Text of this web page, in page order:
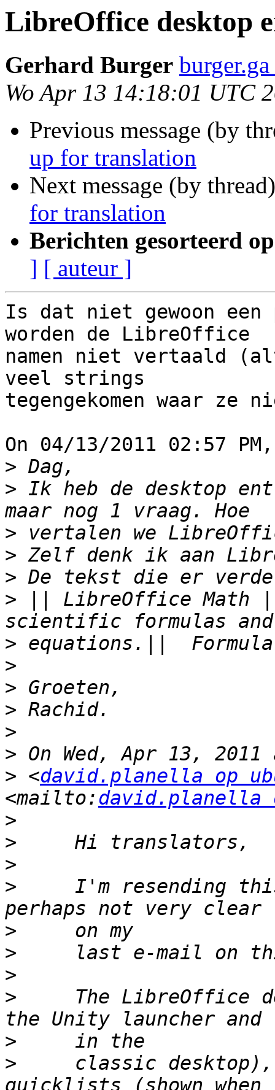
LibreOffice desktop
Gerhard Burger
Wo Apr 13 14:18:01 UTC
Previous message (by
up for translation
Next message (by
for translation
Berichten gesorteerd
] [ auteur ]
Is dat niet gewoon een
worden de LibreOffice
namen niet vertaald
veel strings
tegengekomen waar ze
On 04/13/2011 02:57
>
> Ik heb de desktop
>
>
>
> || LibreOffice Math
>
>
>
>
>
>
> <david.planella op
<mailto:david.planella
>
>
>
>
I'm resending
>
>
>
>
The LibreOffice
>
>
classic